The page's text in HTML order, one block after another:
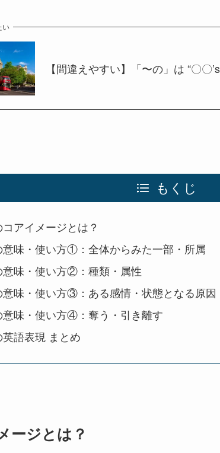
い
【間違えやすい】「〜の」は “〇〇
もくじ
アイメージとは？
意味・使い方①：全体からみた一部・所属
意味・使い方②：種類・属性
意味・使い方③：ある感情・状態となる原因
意味・使い方④：奪う・引き離す
語表現 まとめ
ージとは？